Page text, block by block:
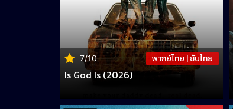
7/10 พากย์ไทย | ซับไทย
Is God Is (2026)